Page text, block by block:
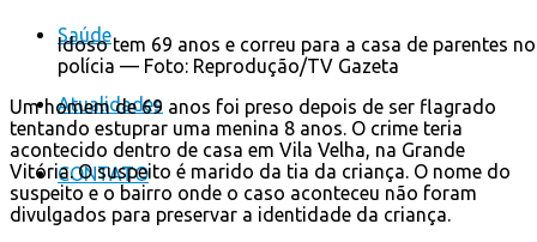
Saúde
Atualidades
CONTATO
Idoso tem 69 anos e correu para a casa de parentes
polícia — Foto: Reprodução/TV Gazeta
Um homem de 69 anos foi preso depois de ser flagrado
tentando estuprar uma menina 8 anos. O crime teria
acontecido dentro de casa em Vila Velha, na Grande
Vitória. O suspeito é marido da tia da criança. O nome do
suspeito e o bairro onde o caso aconteceu não foram
divulgados para preservar a identidade da criança.